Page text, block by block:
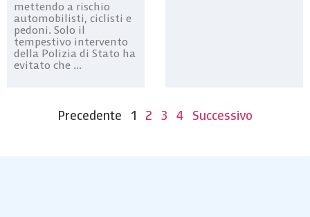
mettendo a rischio
automobilisti, ciclisti e
pedoni. Solo il
tempestivo intervento
della Polizia di Stato ha
evitato che ...
Precedente 1 2 3 4 Successivo